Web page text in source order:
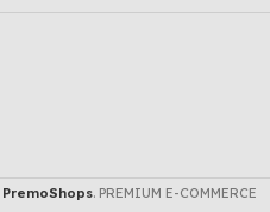
PremoShops. PREMIUM E-COMMERCE